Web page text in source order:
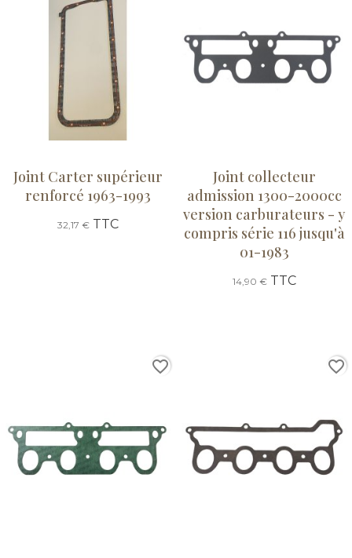
Joint Carter supérieur
renforcé 1963-1993
32,17 € TTC
Joint collecteur
admission 1300-2000cc
version carburateurs - y
compris série 116 jusqu'à
01-1983
14,90 €TTC
favorite_border favorite_border